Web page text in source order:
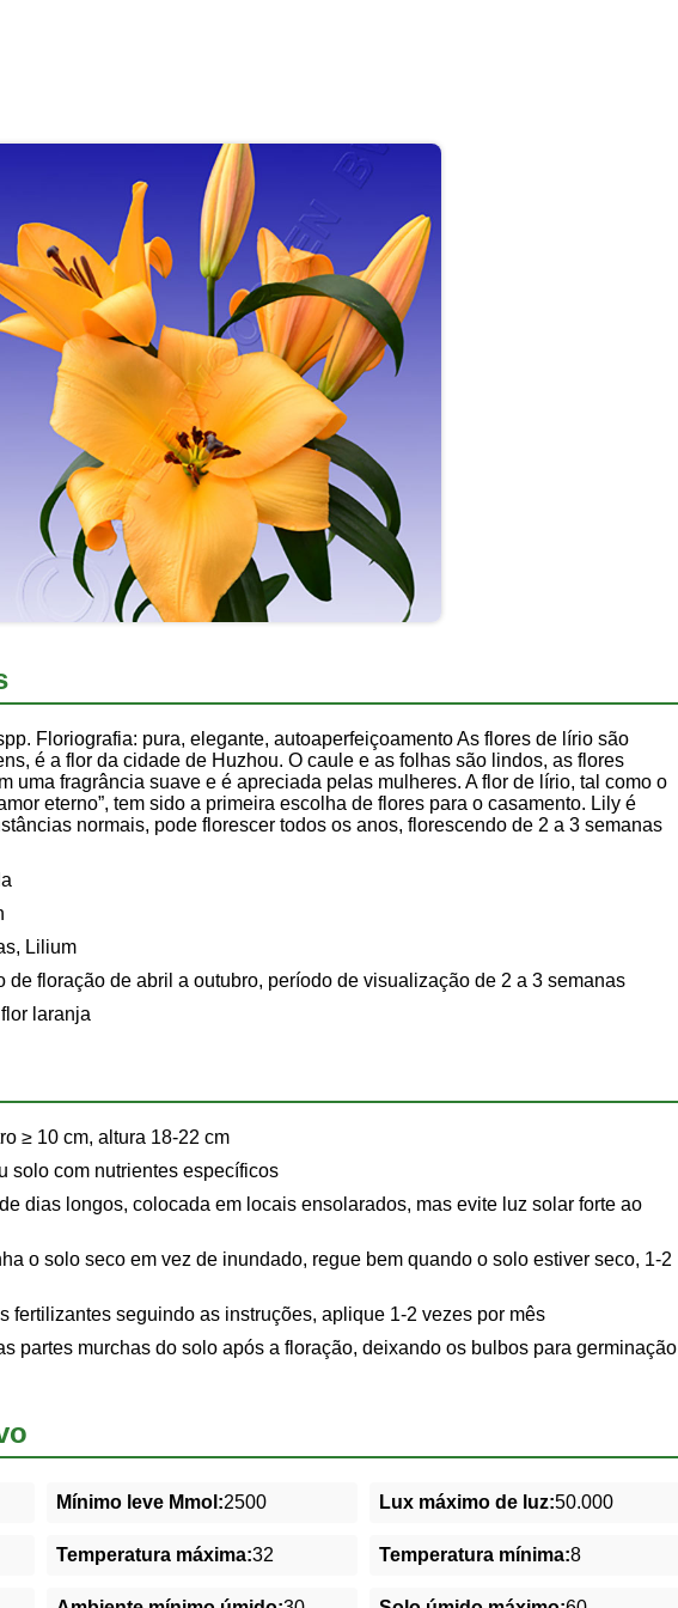
Floriografia: pura, elegante, autoaperfeiçoamento As flores de lírio são
é a flor da cidade de Huzhou. O caule e as folhas são lindos, as flores
uma fragrância suave e é apreciada pelas mulheres. A flor de lírio, tal como o
eterno”, tem sido a primeira escolha de flores para o casamento. Lily é
normais, pode florescer todos os anos, florescendo de 2 a 3 semanas
Lilium
de floração de abril a outubro, período de visualização de 2 a 3 semanas
laranja
≥ 10 cm, altura 18-22 cm
solo com nutrientes específicos
dias longos, colocada em locais ensolarados, mas evite luz solar forte ao
o solo seco em vez de inundado, regue bem quando o solo estiver seco, 1-2
fertilizantes seguindo as instruções, aplique 1-2 vezes por mês
partes murchas do solo após a floração, deixando os bulbos para germinação
Mínimo leve Mmol:2500 Lux máximo de luz:50.000
Temperatura máxima:32 Temperatura mínima:8